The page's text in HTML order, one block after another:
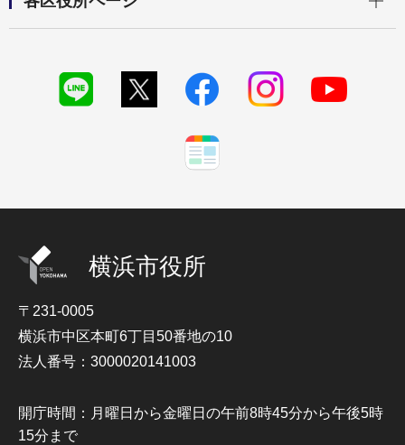
横浜市役所
〒231-0005
横浜市中区本町6丁目50番地の10
法人番号：3000020141003
開庁時間：月曜日から金曜日の午前8時45分から午後5時
15分まで